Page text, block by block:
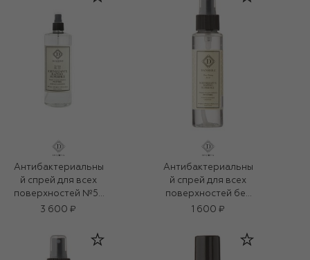
Антибактериальны
й спрей для всех
поверхностей №53
(500ml)
3 600 ₽
Антибактериальны
й спрей для всех
поверхностей без
запаха №53 (100ml)
1 600 ₽